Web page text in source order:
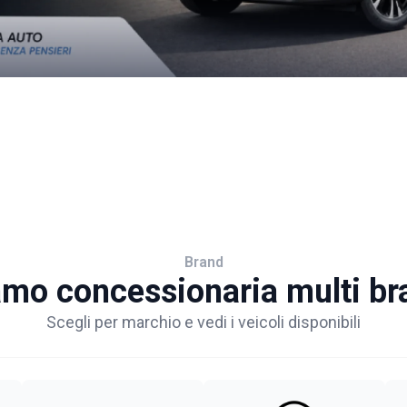
Brand
concessionaria multi
Scegli per marchio e vedi i veicoli disponibili